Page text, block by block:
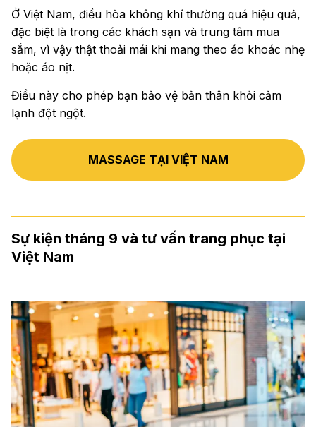
Ở Việt Nam, điều hòa không khí thường quá hiệu quả,
đặc biệt là trong các khách sạn và trung tâm mua
sắm, vì vậy thật thoải mái khi mang theo áo khoác nhẹ
hoặc áo nịt.
Điều này cho phép bạn bảo vệ bản thân khỏi cảm
lạnh đột ngột.
MASSAGE TẠI VIỆT NAM
Sự kiện tháng 9 và tư vấn trang phục tại
Việt Nam